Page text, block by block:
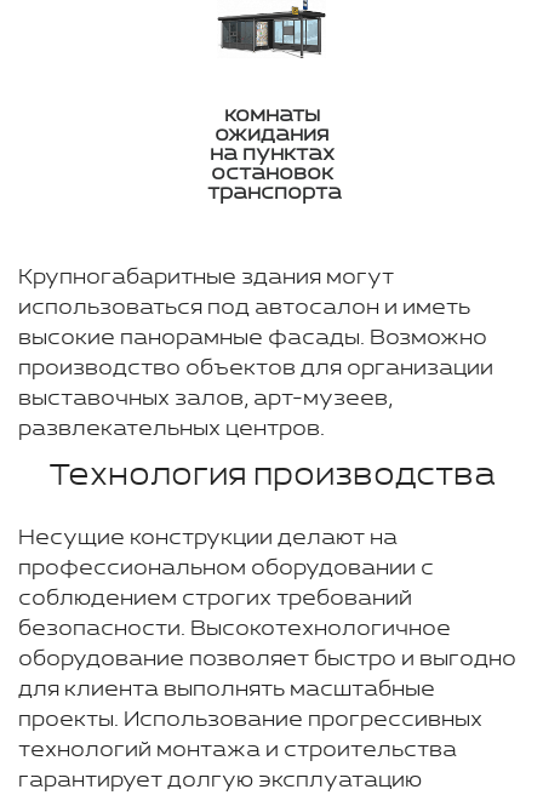
комнаты
ожидания
на пунктах
остановок
транспорта
Крупногабаритные здания могут
использоваться под автосалон и иметь
высокие панорамные фасады. Возможно
производство объектов для организации
выставочных залов, арт-музеев,
развлекательных центров.
Технология производства
Несущие конструкции делают на
профессиональном оборудовании с
соблюдением строгих требований
безопасности. Высокотехнологичное
оборудование позволяет быстро и выгодно
для клиента выполнять масштабные
проекты. Использование прогрессивных
технологий монтажа и строительства
гарантирует долгую эксплуатацию